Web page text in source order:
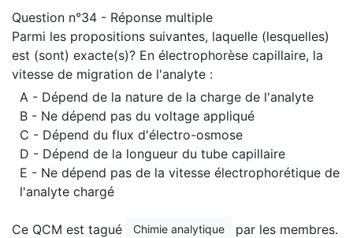
Question n°34 - Réponse multiple
Parmi les propositions suivantes, laquelle (lesquelles)
est (sont) exacte(s)? En électrophorèse capillaire, la
vitesse de migration de l'analyte :
A - Dépend de la nature de la charge de l'analyte
B - Ne dépend pas du voltage appliqué
C - Dépend du flux d'électro-osmose
D - Dépend de la longueur du tube capillaire
E - Ne dépend pas de la vitesse électrophorétique de
l'analyte chargé
Ce QCM est tagué Chimie analytique par les membres.